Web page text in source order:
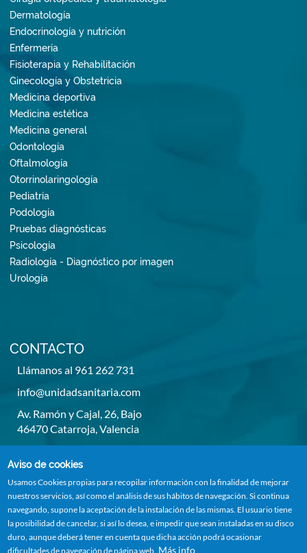
Dermatología
Endocrinología y nutrición
Enfermería
Fisioterapia y Rehabilitación
Ginecología y Obstetricia
Medicina deportiva
Medicina estética
Medicina general
Odontología
Oftalmología
Otorrinolaringología
Pediatría
Podología
Pruebas diagnósticas
Psicología
Radiología - Diagnóstico por imagen
Urología
CONTACTO
Llámanos al 961 262 731
info@unidadsanitaria.com
Av. Ramón y Cajal, 26, Bajo
46470 Catarroja, Valencia
Aviso de cookies
Usamos Cookies propias para recopilar información con la finalidad de mejorar
nuestros servicios, así como el análisis de sus hábitos de navegación. Si continua
navegando, supone la aceptación de la instalación de las mismas. El usuario tiene
la posibilidad de cancelar, si así lo desea, e impedir que sean instaladas en su disco
duro, aunque deberá tener en cuenta que dicha acción podrá ocasionar
dificultades de navegación de página web. Más info